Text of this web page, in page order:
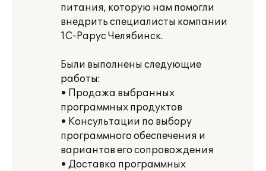
питания, которую нам помогли
внедрить специалисты компании
1С-Рарус Челябинск.
Были выполнены следующие
работы:
• Продажа выбранных
программных продуктов
• Консультации по выбору
программного обеспечения и
вариантов его сопровождения
• Доставка программных